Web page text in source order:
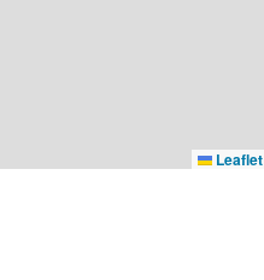
Leaflet